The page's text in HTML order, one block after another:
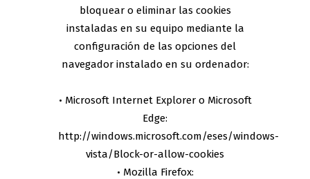
bloquear o eliminar las cookies
instaladas en su equipo mediante la
configuración de las opciones del
navegador instalado en su ordenador:
• Microsoft Internet Explorer o Microsoft
Edge:
http://windows.microsoft.com/eses/windows-
vista/Block-or-allow-cookies
• Mozilla Firefox: